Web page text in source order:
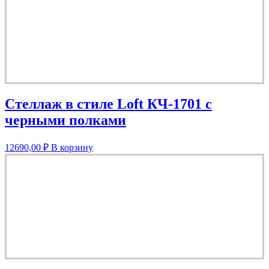
Стеллаж в стиле Loft КЧ-1701 с
черными полками
12690,00 ₽ В корзину